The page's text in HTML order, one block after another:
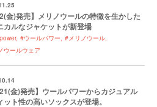
2(金)発売】メリノウールの特徴を生かした
カルなジャケットが新登場
#ウールパワー #メリノウール
ウールウェア
21(金)発売】ウールパワーからカジュアル
ット性の高いソックスが登場。